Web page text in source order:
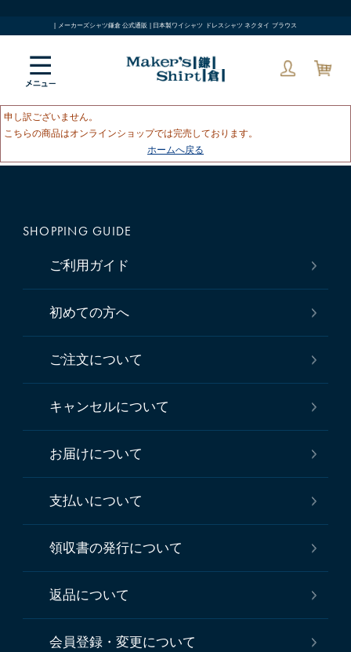
| メーカーズシャツ鎌倉 公式通販 | 日本製ワイシャツ ドレスシャツ ネクタイ ブラウス
申し訳ございません。
こちらの商品はオンラインショップでは完売しております。
ホームへ戻る
SHOPPING GUIDE
ご利用ガイド
初めての方へ
ご注文について
キャンセルについて
お届けについて
支払いについて
領収書の発行について
返品について
会員登録・変更について